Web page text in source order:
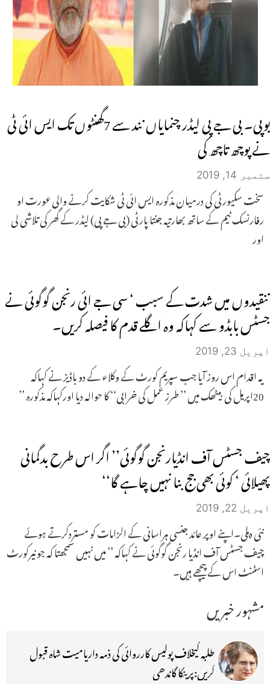
یوپی۔ بی جے پی لیڈر چنمایاں نند سے 7گھنٹوں تک ایس ائی ٹی
نے پوچھ تاچھ کی
ستمبر 14, 2019
سخت سکیورٹی کی درمیان مذکورہ ایس ائی ٹی شکایت کرنے والی عورت او
رفارنسک ٹیم کے ساتھ بھارتیہ جنتا پارٹی (بی جے پی) لیڈر کے گھر کی تلاشی لی
اور
تنقیدوں میں شدت کے سبب ‘ سی جے ائی رنجن گوگوئی نے
جسٹس بابڈو سے کہاکہ وہ اگلے قدم کا فیصلہ کریں۔
اپریل 23, 2019
یہ اقدام اس روز آیا جب سپریم کورٹ کے وکلاء کے دو باڈیز نے کہاکہ
20اپریل کی بیٹھک میں ’’ طرز عمل کی خرابی‘‘ کا حوالہ دیا اورکہاکہ مذکورہ ’’
چیف جسٹس آف انڈیارنجن گوگوئی’’ اگر اس طرح بدگمانی
پھیلائی ‘ کوئی بھی جج بنا نہیں چاہے گا‘‘
اپریل 22, 2019
نئی دہلی۔اپنے اوپر عائد جنسی ہراسانی کے الزامات کو مستردکرتے ہوئے
چیف جسٹس آف انڈیا رنجن گوگوئی نے کہاکہ ’’ میں نہیں سمجھتا کہ جونیرکورٹ
اسٹنٹ اس کے پیچھے ہیں۔
مشہور خبریں
طلبہ کیخلاف پولیس کارروائی کی ذمہ داریامیت شاہ قبول
کریں:پرینکا گاندھی